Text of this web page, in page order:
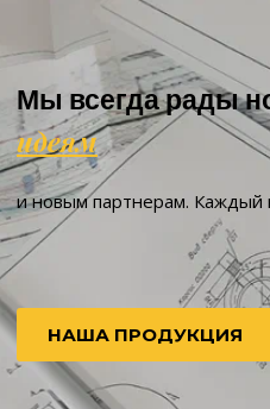
Мы всегда рады
идеям
и новымпартнерам. Каждый
НАША ПРОДУКЦИЯ